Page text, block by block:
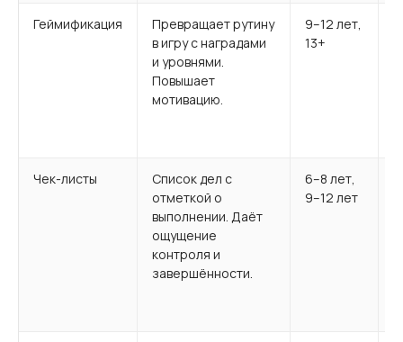
Геймификация
Превращает рутину
в игру с наградами
и уровнями.
Повышает
мотивацию.
9–12 лет,
13+
Чек-листы
Список дел с
отметкой о
выполнении. Даёт
ощущение
контроля и
завершённости.
6–8 лет,
9–12 лет